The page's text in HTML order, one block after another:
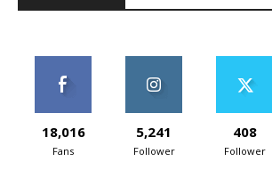
18,016
Fans
5,241
Follower
408
Follower